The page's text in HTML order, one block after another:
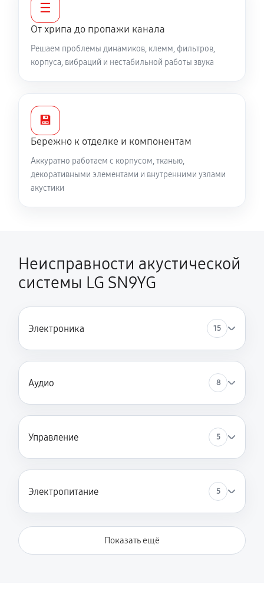
☰
От хрипа до пропажи канала
Решаем проблемы динамиков, клемм, фильтров,
корпуса, вибраций и нестабильной работы звука
💾
Бережно к отделке и компонентам
Аккуратно работаем с корпусом, тканью,
декоративными элементами и внутренними узлами
акустики
Неисправности акустической
системы LG SN9YG
Электроника 15
Аудио 8
Управление 5
Электропитание 5
Показать ещё